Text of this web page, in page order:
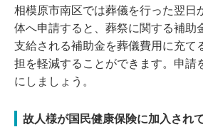
相模原市南区では葬儀を行った翌日
体へ申請すると、葬祭に関する補助
支給される補助金を葬儀費用に充て
担を軽減することができます。申請
にしましょう。
故人様が国民健康保険に加入され